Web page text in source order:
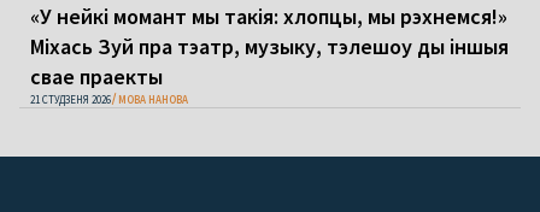
«У нейкі момант мы такія: хлопцы, мы рэхнемся!»
Міхась Зуй пра тэатр, музыку, тэлешоу ды іншыя
свае праекты
21 СТУДЗЕНЯ 2026 МОВА НАНОВА